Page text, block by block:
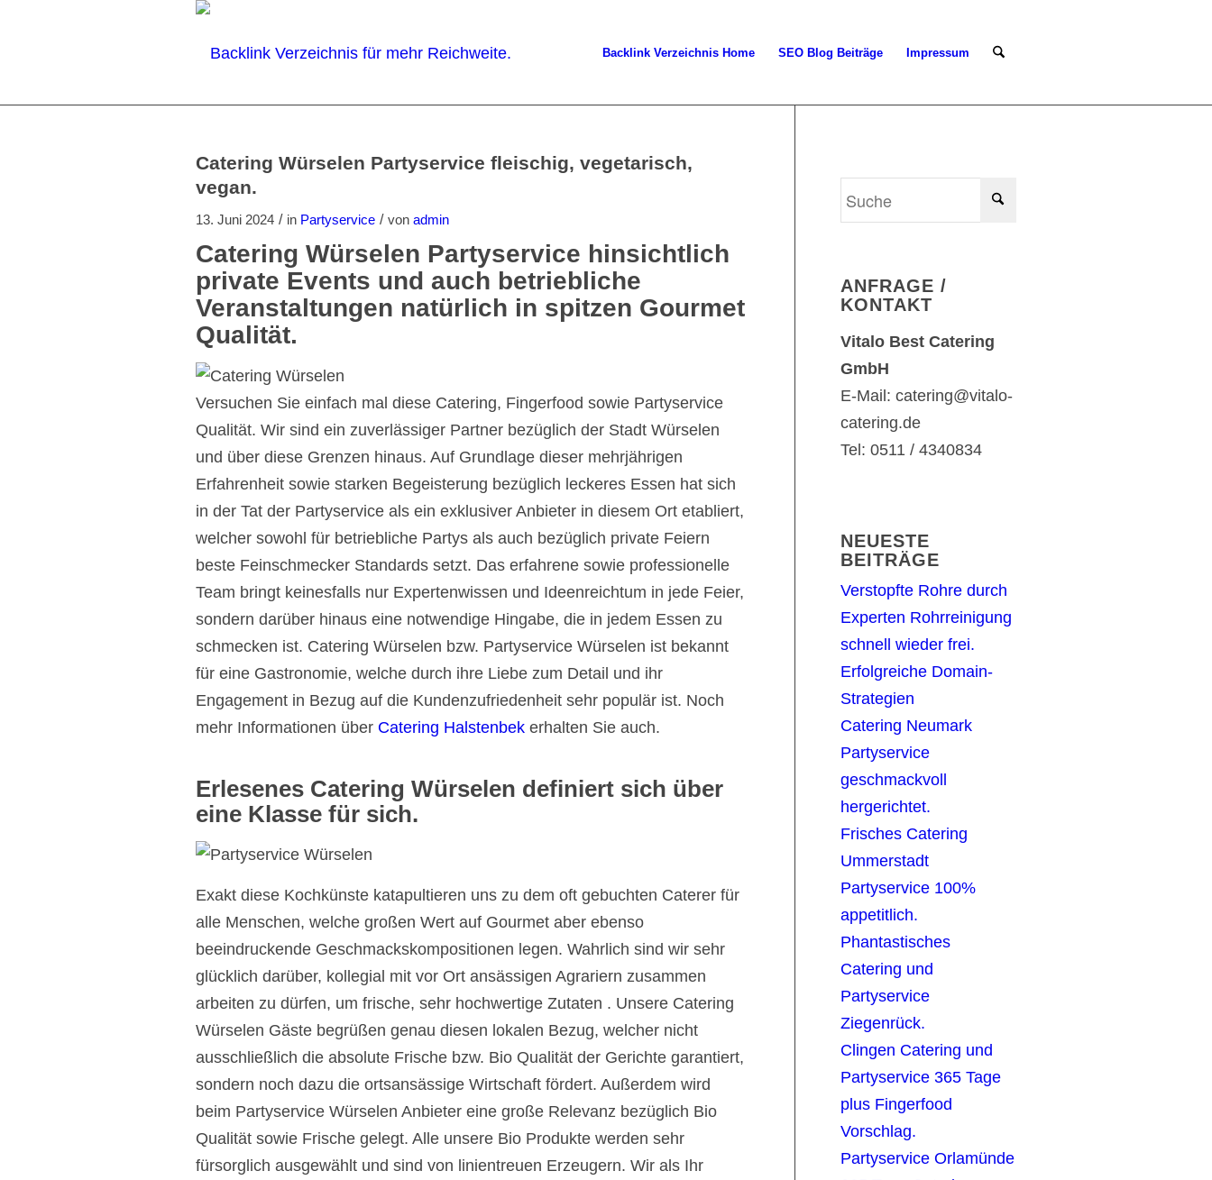
Backlink Verzeichnis Home SEO Blog Beiträge Impressum
Catering Würselen Partyservice fleischig, vegetarisch,
vegan.
13. Juni 2024 / in Partyservice / von admin
Catering Würselen Partyservice hinsichtlich
private Events und auch betriebliche
Veranstaltungen natürlich in spitzen Gourmet
Qualität.
Versuchen Sie einfach mal diese Catering, Fingerfood sowie Partyservice
Qualität. Wir sind ein zuverlässiger Partner bezüglich der Stadt Würselen
und über diese Grenzen hinaus. Auf Grundlage dieser mehrjährigen
Erfahrenheit sowie starken Begeisterung bezüglich leckeres Essen hat sich
in der Tat der Partyservice als ein exklusiver Anbieter in diesem Ort etabliert,
welcher sowohl für betriebliche Partys als auch bezüglich private Feiern
beste Feinschmecker Standards setzt. Das erfahrene sowie professionelle
Team bringt keinesfalls nur Expertenwissen und Ideenreichtum in jede Feier,
sondern darüber hinaus eine notwendige Hingabe, die in jedem Essen zu
schmecken ist. Catering Würselen bzw. Partyservice Würselen ist bekannt
für eine Gastronomie, welche durch ihre Liebe zum Detail und ihr
Engagement in Bezug auf die Kundenzufriedenheit sehr populär ist. Noch
mehr Informationen über Catering Halstenbek erhalten Sie auch.
Erlesenes Catering Würselen definiert sich über
eine Klasse für sich.
Exakt diese Kochkünste katapultieren uns zu dem oft gebuchten Caterer für
alle Menschen, welche großen Wert auf Gourmet aber ebenso
beeindruckende Geschmackskompositionen legen. Wahrlich sind wir sehr
glücklich darüber, kollegial mit vor Ort ansässigen Agrariern zusammen
arbeiten zu dürfen, um frische, sehr hochwertige Zutaten . Unsere Catering
Würselen Gäste begrüßen genau diesen lokalen Bezug, welcher nicht
ausschließlich die absolute Frische bzw. Bio Qualität der Gerichte garantiert,
sondern noch dazu die ortsansässige Wirtschaft fördert. Außerdem wird
beim Partyservice Würselen Anbieter eine große Relevanz bezüglich Bio
Qualität sowie Frische gelegt. Alle unsere Bio Produkte werden sehr
fürsorglich ausgewählt und sind von linientreuen Erzeugern. Wir als Ihr
ANFRAGE /
KONTAKT
Vitalo Best Catering
GmbH
E-Mail: catering@vitalo-
catering.de
Tel: 0511 / 4340834
NEUESTE
BEITRÄGE
Verstopfte Rohre durch
Experten Rohrreinigung
schnell wieder frei.
Erfolgreiche Domain-
Strategien
Catering Neumark
Partyservice
geschmackvoll
hergerichtet.
Frisches Catering
Ummerstadt
Partyservice 100%
appetitlich.
Phantastisches
Catering und
Partyservice
Ziegenrück.
Clingen Catering und
Partyservice 365 Tage
plus Fingerfood
Vorschlag.
Partyservice Orlamünde